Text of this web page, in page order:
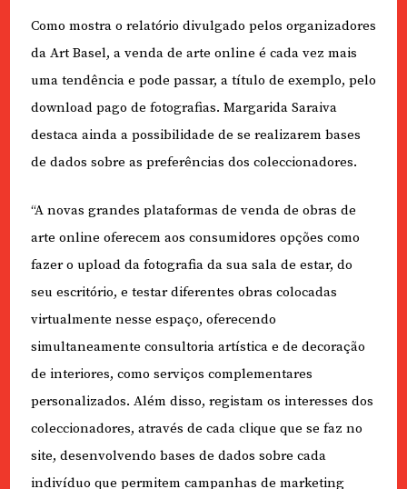
Como mostra o relatório divulgado pelos organizadores
da Art Basel, a venda de arte online é cada vez mais
uma tendência e pode passar, a título de exemplo, pelo
download pago de fotografias. Margarida Saraiva
destaca ainda a possibilidade de se realizarem bases
de dados sobre as preferências dos coleccionadores.
“A novas grandes plataformas de venda de obras de
arte online oferecem aos consumidores opções como
fazer o upload da fotografia da sua sala de estar, do
seu escritório, e testar diferentes obras colocadas
virtualmente nesse espaço, oferecendo
simultaneamente consultoria artística e de decoração
de interiores, como serviços complementares
personalizados. Além disso, registam os interesses dos
coleccionadores, através de cada clique que se faz no
site, desenvolvendo bases de dados sobre cada
indivíduo que permitem campanhas de marketing